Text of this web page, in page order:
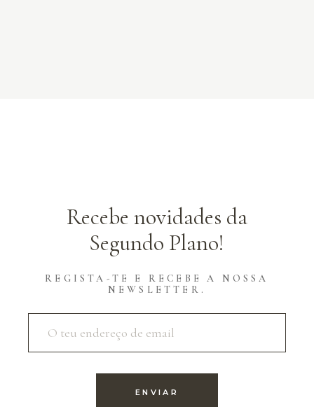
Recebe novidades da
Segundo Plano!
REGISTA-TE E RECEBE A NOSSA
NEWSLETTER.